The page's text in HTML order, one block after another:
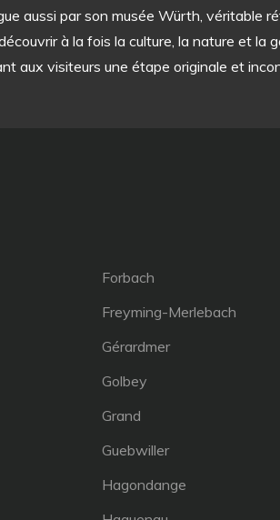
aussi par son musée Würth, véritable
à la fois la culture, la nature et
aux visiteurs une étape originale et
Forbach
Freyming-Merlebach
Gérardmer
Golbey
Grand
Guebwiller
Hagondange